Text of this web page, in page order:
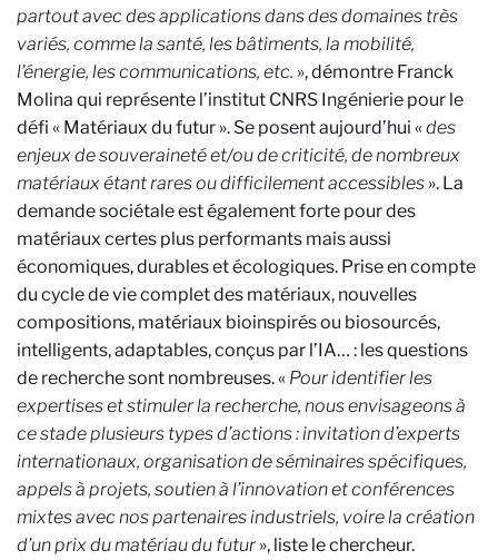
partout avec des applications dans des domaines très
variés, comme la santé, les bâtiments, la mobilité,
l’énergie, les communications, etc. », démontre Franck
Molina qui représente l’institut CNRS Ingénierie pour le
défi « Matériaux du futur ». Se posent aujourd’hui «des
enjeux de souveraineté et/ou de criticité, de nombreux
matériaux étant rares ou difficilement accessibles ». La
demande sociétale est également forte pour des
matériaux certes plus performants mais aussi
économiques, durables et écologiques. Prise en compte
du cycle de vie complet des matériaux, nouvelles
compositions, matériaux bioinspirés ou biosourcés,
intelligents, adaptables, conçus par l’IA… : les questions
de recherche sont nombreuses. « Pour identifier les
expertises et stimuler la recherche, nous envisageons à
ce stade plusieurs types d’actions : invitation d’experts
internationaux, organisation de séminaires spécifiques,
appels à projets, soutien à l’innovation et conférences
mixtes avec nos partenaires industriels, voire la création
d’un prix du matériau du futur », liste le chercheur.